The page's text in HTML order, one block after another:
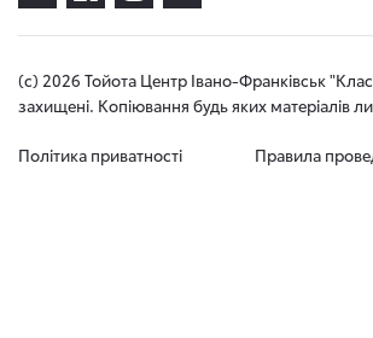
(с) 2026 Тойота Центр Івано-Франківськ
захищені. Копіювання будь яких матеріалів
Політика приватності Правила